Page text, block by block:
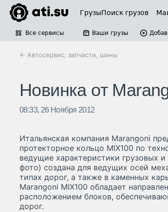
ГрузыПоиск грузов
Все сервисы Ваши грузы
← Автосервис, запчасти, шины
Новинка от
08:33, 26 Ноября 2012
Итальянская компания Marangoni
протекторное кольцо MIX100 по
ведущие характеристики грузовых
фото) создана для ведущих осей
типах дорог, а также в каменных
Marangoni MIX100 обладает
расположением блоков,
дорог.